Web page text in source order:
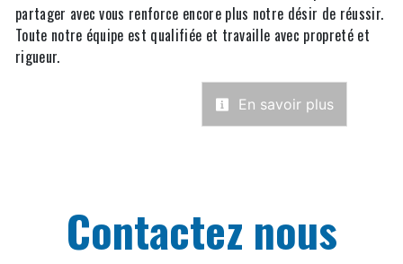
partager avec vous renforce encore plus notre désir de réussir.
Toute notre équipe est qualifiée et travaille avec propreté et
rigueur.
En savoir plus
Contactez nous